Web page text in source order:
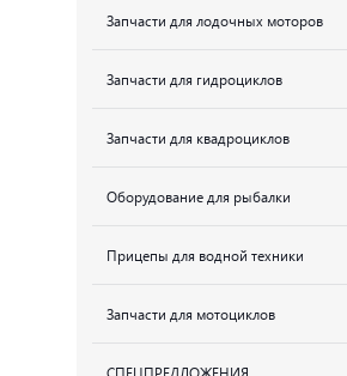
Запчасти для лодочных моторов
Запчасти для гидроциклов
Запчасти для квадроциклов
Оборудование для рыбалки
Прицепы для водной техники
Запчасти для мотоциклов
СПЕЦПРЕДЛОЖЕНИЯ